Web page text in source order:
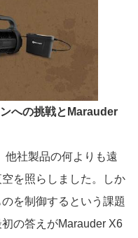
への挑戦と Marauder
他社製品の何よりも遠
を照らしました。しか
を制御するという課題
の答えがMarauder X6